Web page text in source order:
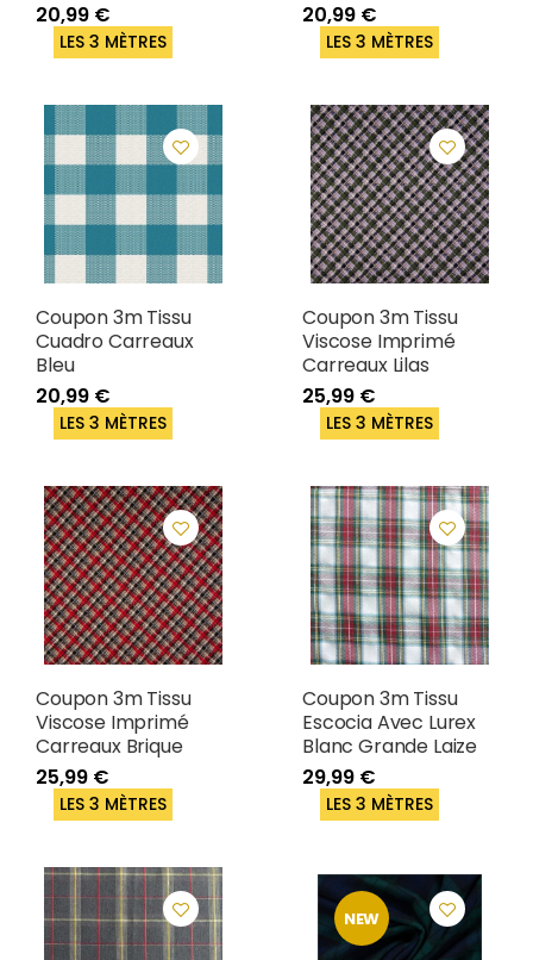
20,99 €
LES 3 MÈTRES
20,99 €
LES 3 MÈTRES
Coupon 3m Tissu
Cuadro Carreaux
Bleu
20,99 €
LES 3 MÈTRES
Coupon 3m Tissu
Viscose Imprimé
Carreaux Lilas
25,99 €
LES 3 MÈTRES
Coupon 3m Tissu
Viscose Imprimé
Carreaux Brique
25,99 €
LES 3 MÈTRES
Coupon 3m Tissu
Escocia Avec Lurex
Blanc Grande Laize
29,99 €
LES 3 MÈTRES
NEW